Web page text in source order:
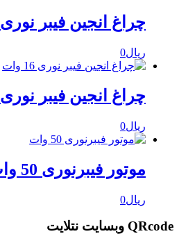
چراغ انجین فیبر نوری 25 وات 12 ولت مخصوص ماشین NO25FNM
ریال0
چراغ انجین فیبر نوری 16 وات NO16FNM
ریال0
موتور فیبرنوری 50 وات
ریال0
QRcode وبسایت نتلایت